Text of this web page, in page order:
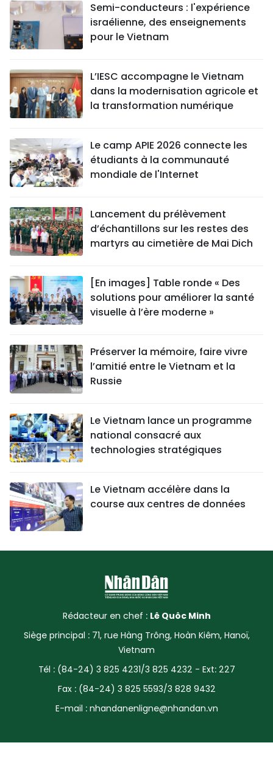
Semi-conducteurs : l'expérience
israélienne, des enseignements
pour le Vietnam
L’IESC accompagne le Vietnam
dans la modernisation agricole et
la transformation numérique
Le camp APIE 2026 connecte les
étudiants à la communauté
mondiale de l'Internet
Lancement du prélèvement
d’échantillons sur les restes des
martyrs au cimetière de Mai Dich
[En images] Table ronde « Des
solutions pour améliorer la santé
visuelle à l’ère moderne »
Préserver la mémoire, faire vivre
l’amitié entre le Vietnam et la
Russie
Le Vietnam lance un programme
national consacré aux
technologies stratégiques
Le Vietnam accélère dans la
course aux centres de données
Rédacteur en chef : Lê Quôc Minh
Siège principal : 71, rue Hàng Trông, Hoàn Kiêm, Hanoï,
Vietnam
Tél : (84-24) 3 825 4231/3 825 4232 - Ext: 227
Fax : (84-24) 3 825 5593/3 828 9432
E-mail : nhandanenligne@nhandan.vn